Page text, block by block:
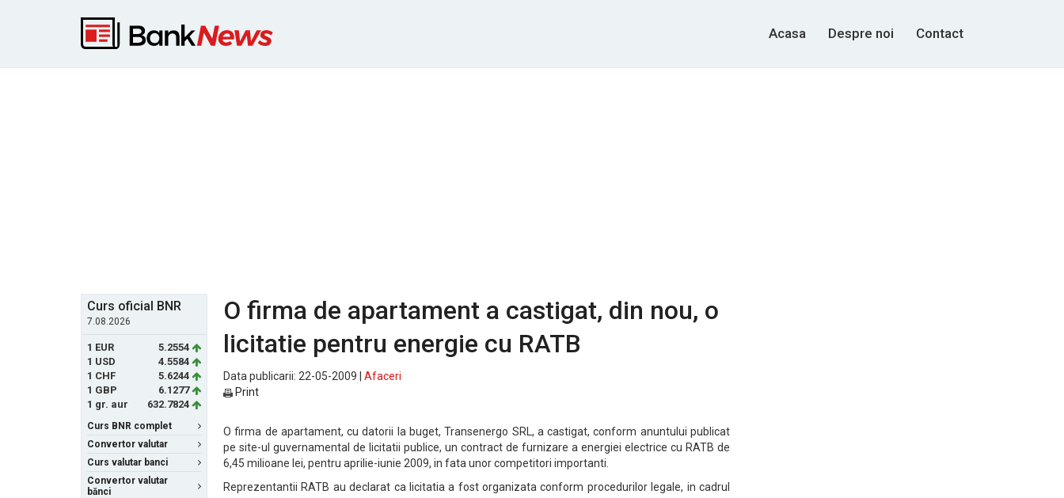
Acasa Despre noi Contact
Curs oficial BNR
7.08.2026
1 EUR
5.2554
1 USD
4.5584
1 CHF
5.6244
1 GBP
6.1277
1 gr. aur
632.7824
Curs BNR complet
Convertor valutar
Curs valutar banci
Convertor valutar
bănci
O firma de apartament a castigat, din nou, o
licitatie pentru energie cu RATB
Data publicarii: 22-05-2009 | Afaceri
Print
O firma de apartament, cu datorii la buget, Transenergo SRL, a castigat, conform anuntului publicat
pe site-ul guvernamental de licitatii publice, un contract de furnizare a energiei electrice cu RATB de
6,45 milioane lei, pentru aprilie-iunie 2009, in fata unor competitori importanti.
Reprezentantii RATB au declarat ca licitatia a fost organizata conform procedurilor legale, in cadrul